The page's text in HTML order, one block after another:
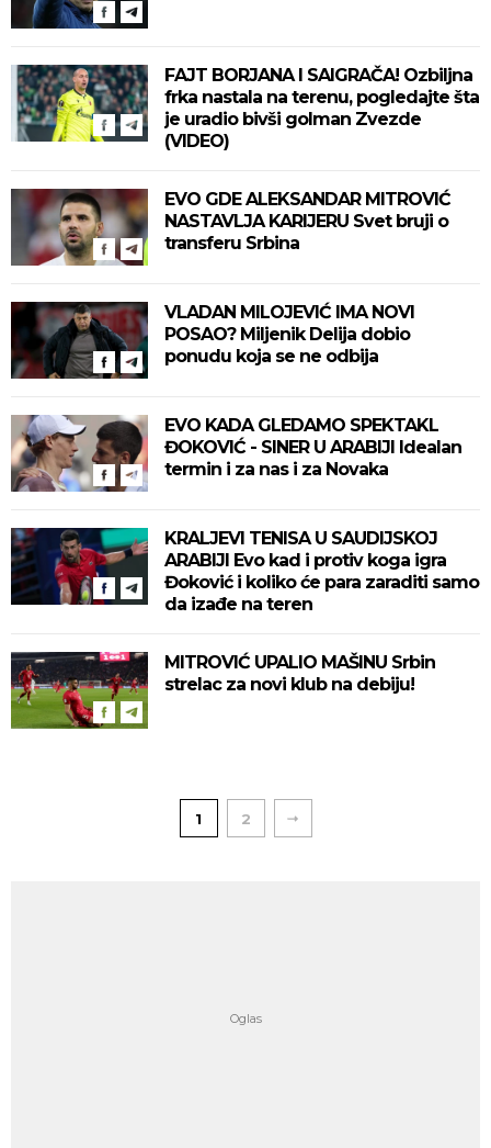
FAJT BORJANA I SAIGRAČA! Ozbiljna
frka nastala na terenu, pogledajte šta
je uradio bivši golman Zvezde
(VIDEO)
EVO GDE ALEKSANDAR MITROVIĆ
NASTAVLJA KARIJERU Svet bruji o
transferu Srbina
VLADAN MILOJEVIĆ IMA NOVI
POSAO? Miljenik Delija dobio
ponudu koja se ne odbija
EVO KADA GLEDAMO SPEKTAKL
ĐOKOVIĆ - SINER U ARABIJI Idealan
termin i za nas i za Novaka
KRALJEVI TENISA U SAUDIJSKOJ
ARABIJI Evo kad i protiv koga igra
Đoković i koliko će para zaraditi samo
da izađe na teren
MITROVIĆ UPALIO MAŠINU Srbin
strelac za novi klub na debiju!
1 2